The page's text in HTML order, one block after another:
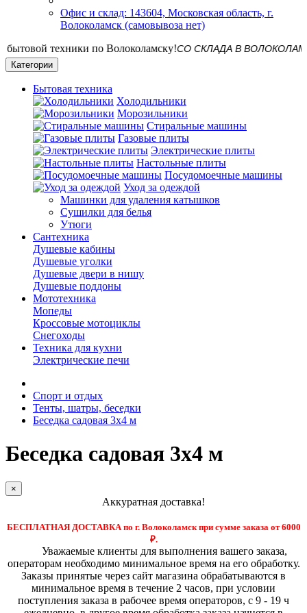
Офис и склад: 143604, Московская область, г.
Волоколамск (самовывоза нет)
СО СКЛАДА В ВОЛОКОЛАМСКЕ!
Категории
Бытовая техника
Холодильники
Морозильники
Стиральные машины
Газовые плиты
Электрические плиты
Настольные плиты
Посудомоечные машины
Уход за одеждой
Машинки для удаления катышков
Сушилки для белья
Утюги
Сантехника
Душевые кабины
Душевые уголки
Душевые двери в нишу
Душевые поддоны
Мототехника
Мопеды
Кроссовые мотоциклы
Снегоходы
Техника для кухни
Электрические печи
Спорт и отдых
Тенты, шатры, беседки
Беседка садовая 3х4 м
Беседка садовая 3х4 м
×
Аккуратная доставка!
БЕСПЛАТНАЯ ДОСТАВКА по г. Волоколамск при сумме заказа от 6000
₽.
Уважаемые клиенты для выполнения вашего заказа,
операторам необходимо минимальное время на его обработку.
Заказы принятые через сайт магазина обрабатываются в
минимальное время в течение 2 часов, при условии
поступления заказа в рабочее время операторов, с 9 - 19 ч